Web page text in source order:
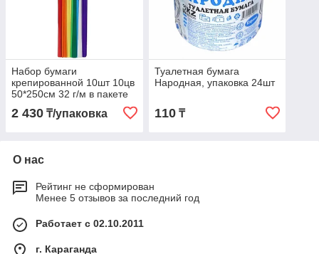
Набор бумаги
крепированной 10шт 10цв
50*250см 32 г/м в пакете
2 430 ₸/упаковка
Туалетная бумага
Народная, упаковка 24шт
110₸
О нас
Рейтинг не сформирован
Менее 5 отзывов за последний год
Работает с 02.10.2011
г. Караганда